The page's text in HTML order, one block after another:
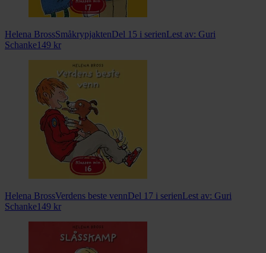
Helena BrossSmåkrypjaktenDel 15 i serienLest av: Guri
Schanke149 kr
Helena BrossVerdens beste vennDel 17 i serienLest av: Guri
Schanke149 kr